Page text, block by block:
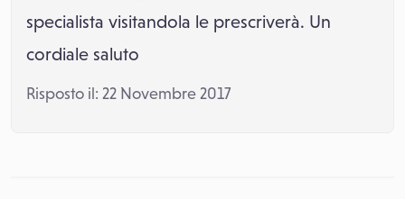
specialista visitandola le prescriverà. Un
cordiale saluto
Risposto il: 22 Novembre 2017